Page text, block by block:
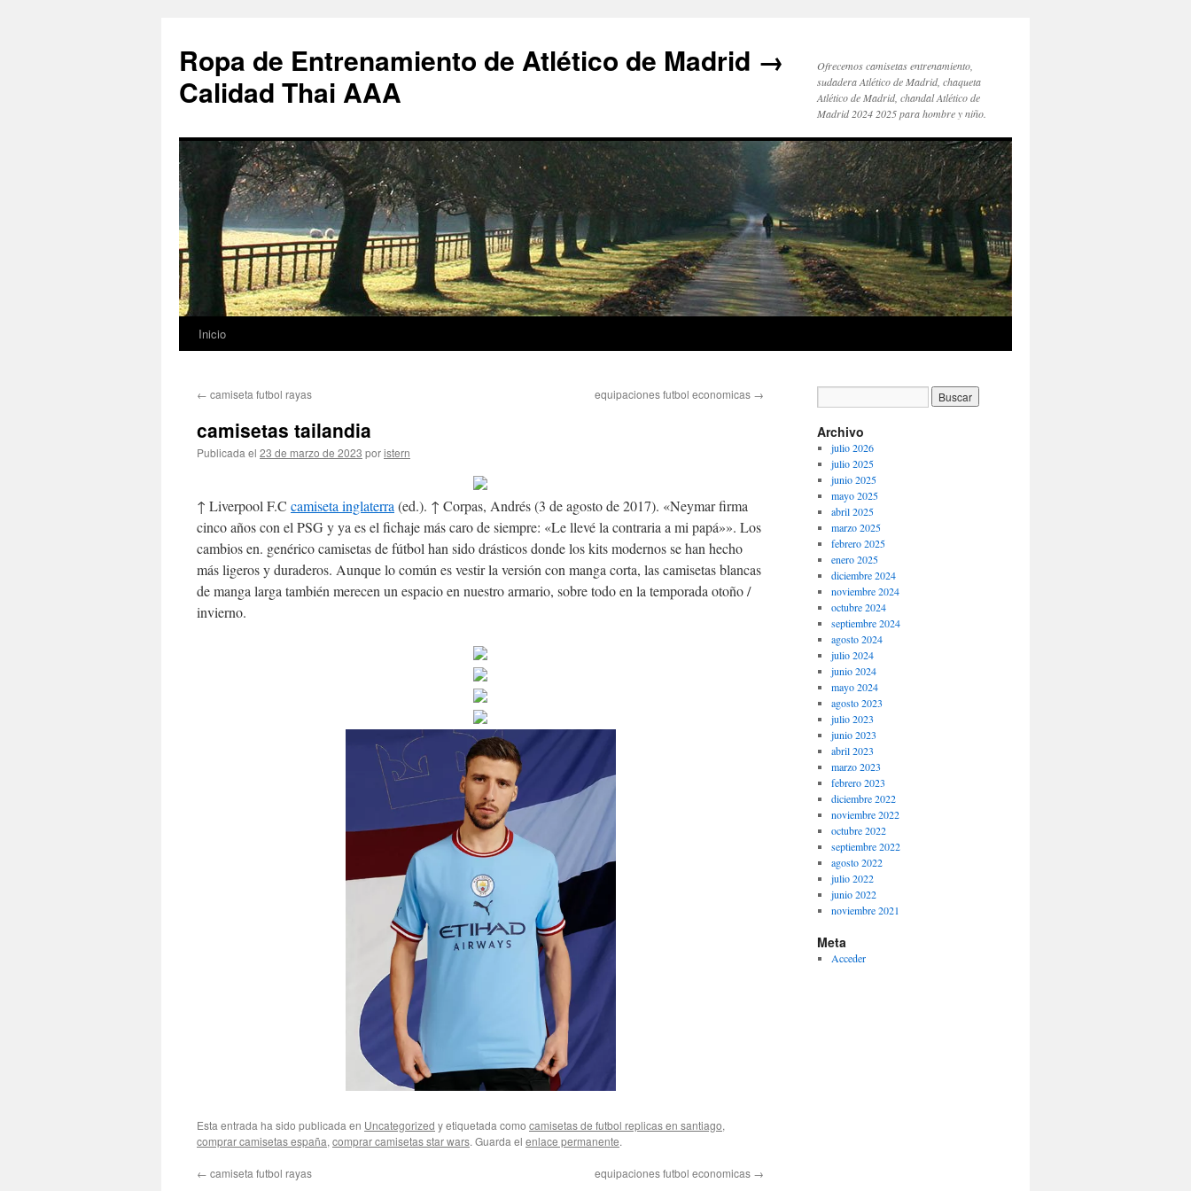
Ropa de Entrenamiento de Atlético de Madrid →
Calidad Thai AAA
Ofrecemos camisetas entrenamiento,
sudadera Atlético de Madrid, chaqueta
Atlético de Madrid, chandal Atlético de
Madrid 2024 2025 para hombre y niño.
Saltar
contenido
Inicio
← camiseta futbol rayas equipaciones futbol economicas →
camisetas tailandia
Publicada el 23 de marzo de 2023 poristern
↑ Liverpool F.C camiseta inglaterra (ed.). ↑ Corpas, Andrés (3 de agosto de 2017). «Neymar firma
cinco años con el PSG y ya es el fichaje más caro de siempre: «Le llevé la contraria a mi papá»». Los
cambios en. genérico camisetas de fútbol han sido drásticos donde los kits modernos se han hecho
más ligeros y duraderos. Aunque lo común es vestir la versión con manga corta, las camisetas blancas
de manga larga también merecen un espacio en nuestro armario, sobre todo en la temporada otoño /
invierno.
Esta entrada ha sido publicada en Uncategorized y etiquetada como camisetas de futbol replicas en santiago,
comprar camisetas españa, comprar camisetas star wars. Guarda el enlace permanente.
← camiseta futbol rayas equipaciones futbol economicas →
Archivo
julio 2026
julio 2025
junio 2025
mayo 2025
abril 2025
marzo 2025
febrero 2025
enero 2025
diciembre 2024
noviembre 2024
octubre 2024
septiembre 2024
agosto 2024
julio 2024
junio 2024
mayo 2024
agosto 2023
julio 2023
junio 2023
abril 2023
marzo 2023
febrero 2023
diciembre 2022
noviembre 2022
octubre 2022
septiembre 2022
agosto 2022
julio 2022
junio 2022
noviembre 2021
Meta
Acceder